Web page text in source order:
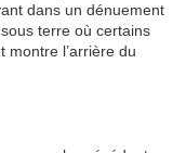
dans un dénuement
terre où certains
montre l’arrière du